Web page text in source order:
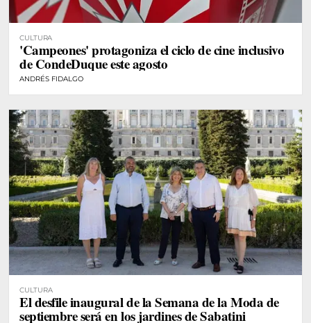
CULTURA
'Campeones' protagoniza el ciclo de cine inclusivo
de CondeDuque este agosto
ANDRÉS FIDALGO
CULTURA
El desfile inaugural de la Semana de la Moda de
septiembre será en los jardines de Sabatini